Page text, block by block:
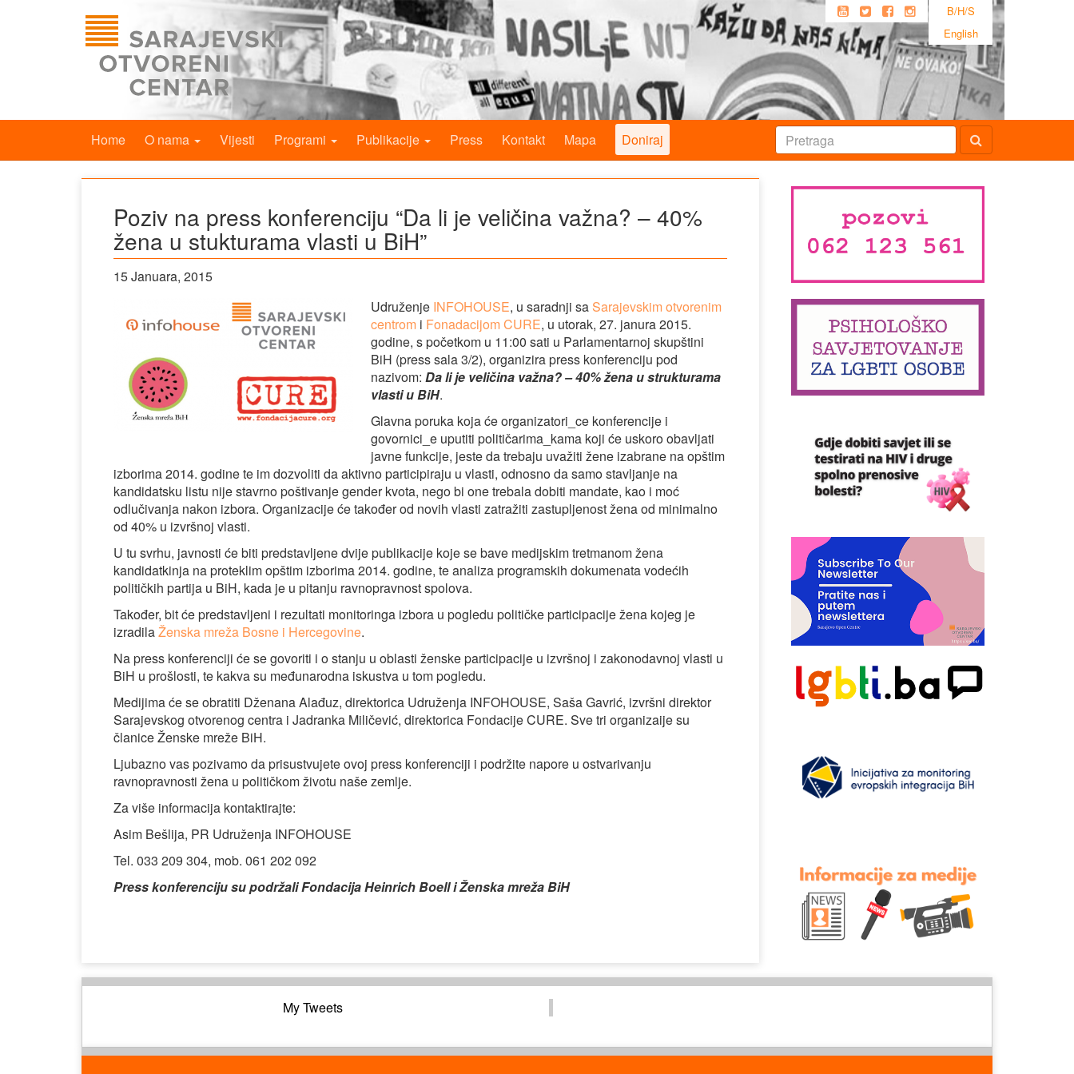
B/H/S
English
Home O nama Vijesti Programi Publikacije Press Kontakt Mapa Doniraj
Poziv na press konferenciju “Da li je veličina važna? – 40%
žena u stukturama vlasti u BiH”
15 Januara, 2015
Udruženje INFOHOUSE, u saradnji sa Sarajevskim otvorenim
centrom i Fonadacijom CURE, u utorak, 27. janura 2015.
godine, s početkom u 11:00 sati u Parlamentarnoj skupštini
BiH (press sala 3/2), organizira press konferenciju pod
nazivom: Da li je veličina važna? – 40% žena u strukturama
vlasti u BiH.
Glavna poruka koja će organizatori_ce konferencije i
govornici_e uputiti političarima_kama koji će uskoro obavljati
javne funkcije, jeste da trebaju uvažiti žene izabrane na opštim
izborima 2014. godine te im dozvoliti da aktivno participiraju u vlasti, odnosno da samo stavljanje na
kandidatsku listu nije stavrno poštivanje gender kvota, nego bi one trebala dobiti mandate, kao i moć
odlučivanja nakon izbora. Organizacije će također od novih vlasti zatražiti zastupljenost žena od minimalno
od 40% u izvršnoj vlasti.
U tu svrhu, javnosti će biti predstavljene dvije publikacije koje se bave medijskim tretmanom žena
kandidatkinja na proteklim opštim izborima 2014. godine, te analiza programskih dokumenata vodećih
političkih partija u BiH, kada je u pitanju ravnopravnost spolova.
Također, bit će predstavljeni i rezultati monitoringa izbora u pogledu političke participacije žena kojeg je
izradilaŽenska mreža Bosne i Hercegovine.
Na press konferenciji će se govoriti i o stanju u oblasti ženske participacije u izvršnoj i zakonodavnoj vlasti u
BiH u prošlosti, te kakva su međunarodna iskustva u tom pogledu.
Medijima će se obratiti Dženana Alađuz, direktorica Udruženja INFOHOUSE, Saša Gavrić, izvršni direktor
Sarajevskog otvorenog centra i Jadranka Miličević, direktorica Fondacije CURE. Sve tri organizaije su
članice Ženske mreže BiH.
Ljubazno vas pozivamo da prisustvujete ovoj press konferenciji i podržite napore u ostvarivanju
ravnopravnosti žena u političkom životu naše zemlje.
Za više informacija kontaktirajte:
Asim Bešlija, PR Udruženja INFOHOUSE
Tel. 033 209 304, mob. 061 202 092
Press konferenciju su podržali Fondacija Heinrich Boell i Ženska mreža BiH
My Tweets